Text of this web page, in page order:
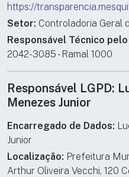
https://
Setor: Controladoria Geral
Responsável Técnico
2042-3085 - Ramal 1000
Responsável LGPD:
Menezes Junior
Encarregado de Dados:
Junior
Localização: Prefeitura
Arthur Oliveira Vecchi, 120